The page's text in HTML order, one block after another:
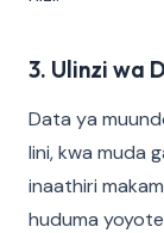
3. Ulinzi wa
Data ya
lini, kwa muda
inaathiri
huduma